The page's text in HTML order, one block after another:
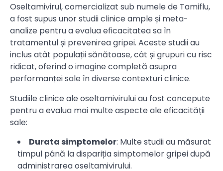
Oseltamivirul, comercializat sub numele de Tamiflu,
a fost supus unor studii clinice ample și meta-
analize pentru a evalua eficacitatea sa în
tratamentul și prevenirea gripei. Aceste studii au
inclus atât populații sănătoase, cât și grupuri cu risc
ridicat, oferind o imagine completă asupra
performanței sale în diverse contexturi clinice.
Studiile clinice ale oseltamivirului au fost concepute
pentru a evalua mai multe aspecte ale eficacității
sale:
Durata simptomelor: Multe studii au măsurat
timpul până la dispariția simptomelor gripei după
administrarea oseltamivirului.